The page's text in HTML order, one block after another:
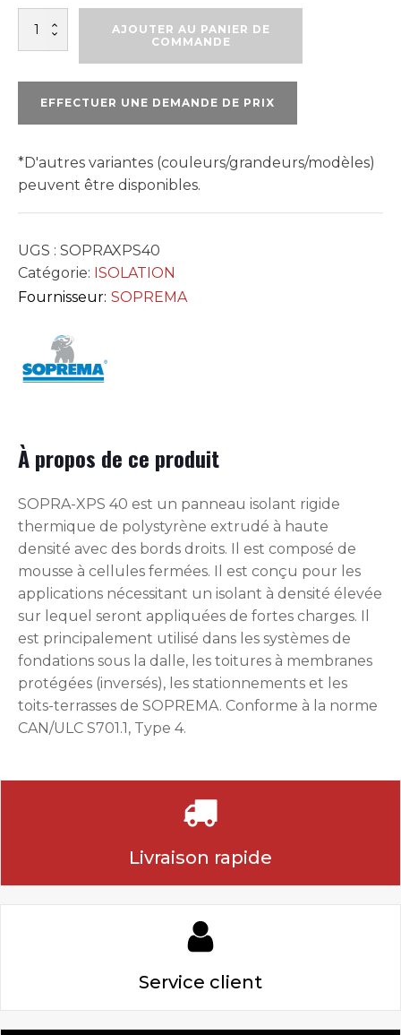
quantité
ABOUTÉ
AJOUTER AU PANIER DE
COMMANDE
EFFECTUER UNE DEMANDE DE PRIX
*D'autres variantes (couleurs/grandeurs/modèles)
peuvent être disponibles.
UGS : SOPRAXPS40
Catégorie: ISOLATION
Fournisseur: SOPREMA
À propos de ce produit
SOPRA-XPS 40 est un panneau isolant rigide
thermique de polystyrène extrudé à haute
densité avec des bords droits. Il est composé de
mousse à cellules fermées. Il est conçu pour les
applications nécessitant un isolant à densité élevée
sur lequel seront appliquées de fortes charges. Il
est principalement utilisé dans les systèmes de
fondations sous la dalle, les toitures à membranes
protégées (inversés), les stationnements et les
toits-terrasses de SOPREMA. Conforme à la norme
CAN/ULC S701.1, Type 4.
Livraison rapide
Service client